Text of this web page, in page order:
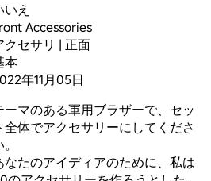
いえ
Accessories
クセサリ | 正面
本
年11月05日
ーマのある軍用ブラザーで、セッ
全体でアクセサリーにしてくださ
なたのアイディアのために、私は